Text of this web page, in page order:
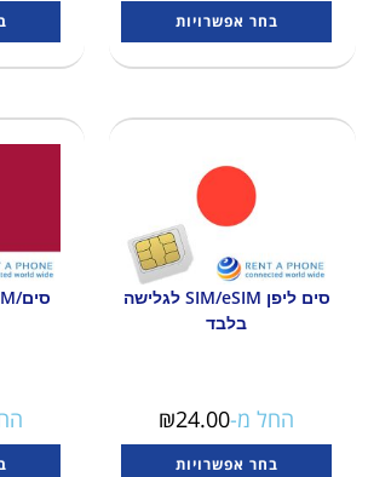
בחר אפשרויות
סים ליפן SIM/eSIM לגלישה
בלבד
החל מ- ₪24.00
בחר אפשרויות